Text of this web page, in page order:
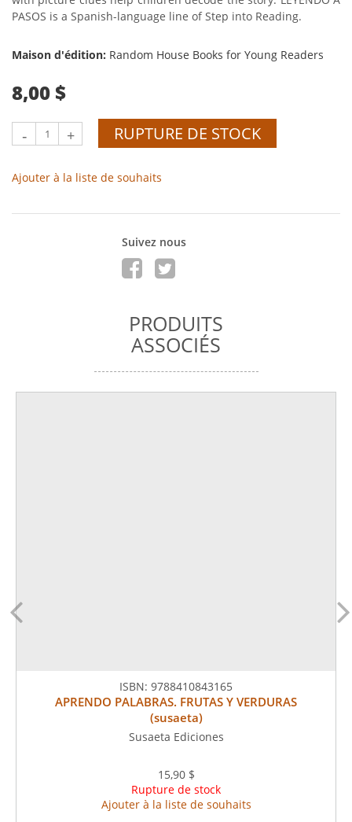
PASOS is a Spanish-language line of Step into Reading.
Maison d'édition: Random House Books for Young Readers
8,00 $
- + RUPTURE DE STOCK
Ajouter à la liste de souhaits
Suivez nous
PRODUITS
ASSOCIÉS
ISBN: 9788410843165
APRENDO PALABRAS. FRUTAS Y VERDURAS
(susaeta)
Susaeta Ediciones
15,90 $
Rupture de stock
Ajouter à la liste de souhaits